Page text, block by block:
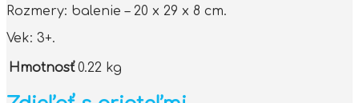
Rozmery: balenie – 20 x 29 x 8 cm.
Vek: 3+.
Hmotnosť 0.22 kg